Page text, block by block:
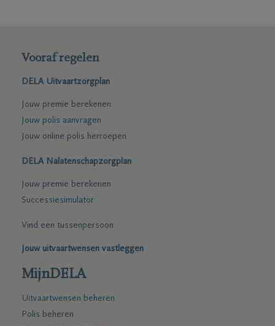
Vooraf regelen
DELA Uitvaartzorgplan
Jouw premie berekenen
Jouw polis aanvragen
Jouw online polis herroepen
DELA Nalatenschapzorgplan
Jouw premie berekenen
Successiesimulator
Vind een tussenpersoon
Jouw uitvaartwensen vastleggen
MijnDELA
Uitvaartwensen beheren
Polis beheren